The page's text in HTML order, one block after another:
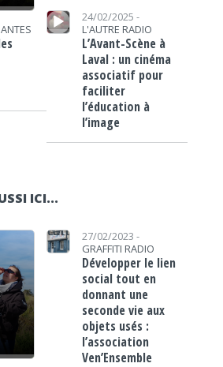
Lecteur audio
24/02/2025 -
L'AUTRE RADIO
L’Avant-Scène à
Laval : un cinéma
associatif pour
faciliter
l’éducation à
l’image
ICI...
https://www.lafrap.fr/wp-content/uploads/2023/02/venesemble-carré.jpg27/02/2023 -
GRAFFITI RADIO
Développer le lien
social tout en
donnant une
seconde vie aux
objets usés :
l’association
Ven’Ensemble